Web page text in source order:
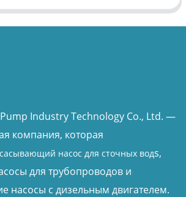
Industry Technology Co., Ltd. —
компания, которая
насос для сточных водs,
для трубопроводов и
насосы с дизельным двигателем.